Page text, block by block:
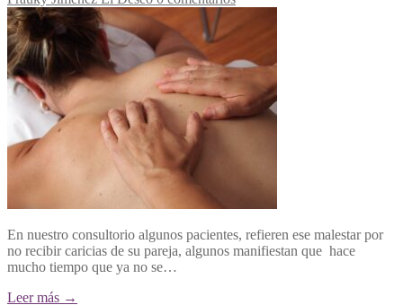
En nuestro consultorio algunos pacientes, refieren ese malestar por
no recibir caricias de su pareja, algunos manifiestan que hace
mucho tiempo que ya no se…
Leer más →